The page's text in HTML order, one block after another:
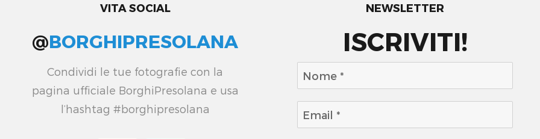
VITA SOCIAL
@BORGHIPRESOLANA
Condividi le tue fotografie con la
pagina ufficiale BorghiPresolana e usa
l’hashtag #borghipresolana
NEWSLETTER
ISCRIVITI!